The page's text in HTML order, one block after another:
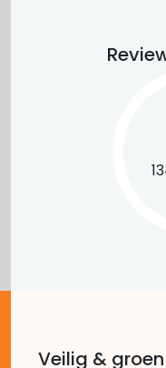
Veilig & groen